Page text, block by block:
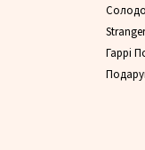
Гаррі